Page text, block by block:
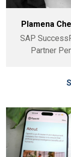
Plamena
SAP
Partner